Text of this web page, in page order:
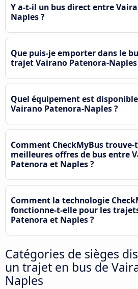
Y a-t-il un bus direct entre
Naples ?
Que puis-je emporter dans le
trajet Vairano Patenora-Naples
Quel équipement est
Vairano Patenora-Naples ?
Comment CheckMyBus trouve-
meilleures offres de bus entre
Patenora et Naples ?
Comment la technologie
fonctionne-t-elle pour les
Patenora et Naples ?
Catégories de sièges
un trajet en bus de
Naples